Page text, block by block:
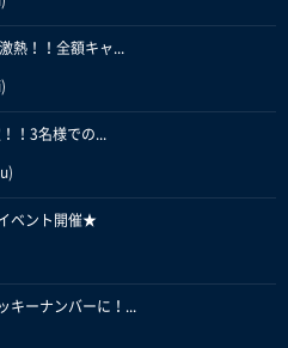
熱！！全額キャ...
！3名様での...
ベント開催★
キーナンバーに！...